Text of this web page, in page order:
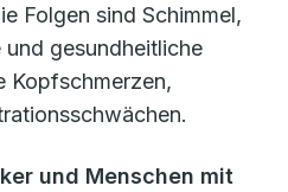
Folgen sind Schimmel,
und gesundheitliche
Kopfschmerzen,
und Menschen mit